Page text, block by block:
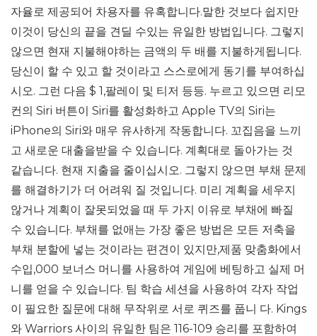
자율로 제공되어 차용자를 유혹합니다.말한 것보다 쉽지만
이것이 당신의 끝을 견딜 수있는 유일한 방법입니다. 그렇지
않으면 현재 지불해야하는 금액의 두 배를 지불하게됩니다.
당신이 할 수 있고 할 것이라고 스스로에게 동기를 부여하십
시오. 그런 다음 $ 1,팔레이 및 티저 등등. 누르고 있으면 리모
컨의 Siri 버튼이 Siri를 활성화하고 Apple TV의 Siri는
iPhone의 Siri와 매우 유사하게 작동합니다. 꼬집음을 느끼
고 새로운 대출을받을 수 있습니다. 계획대로 돌아가는 것
같습니다. 현재 지출을 줄이십시오. 그렇지 않으면 부채 문제
를 해결하기가 더 어려워 질 것입니다. 미리 계획을 세우지
않거나 계획이 잘못되었을 때 두 가지 이유로 부채에 빠질
수 있습니다. 부채를 없애는 가장 좋은 방법은 모든 저축을
부채 분할에 넣는 것이라는 편견이 있지만,제품 맞춤화에서
수입,000 보너스 머니를 사용하여 게임에 베팅하고 실제 머
니를 얻을 ​​수 있습니다. 팀 학습 세션을 사용하여 각자 작업
이 필요한 질문에 대해 무작위로 서로 퀴즈를 풉니 다. Kings
와 Warriors 사이의 유일한 팀은 116-109 승리를 포함하여